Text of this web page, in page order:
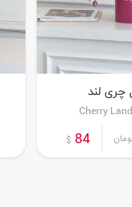
لند
Cherry
84
$